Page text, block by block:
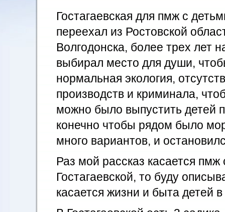
Гостагаевская для пмж с
переехал из Ростовской
Волгодонска, более трех лет
выбирал место для души,
нормальная экология,
производств и криминала,
можно было выпустить детей
конечно чтобы рядом было
много вариантов, и
Раз мой рассказ касается пмж
Гостагаевской, то буду
касается жизни и быта детей в